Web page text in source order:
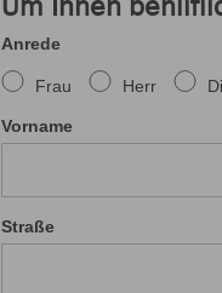
Anrede
Frau Herr
Vorname
Straße